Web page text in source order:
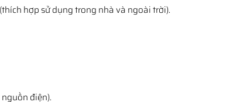
hợp sử dụng trong nhà và ngoài trời).
điện).